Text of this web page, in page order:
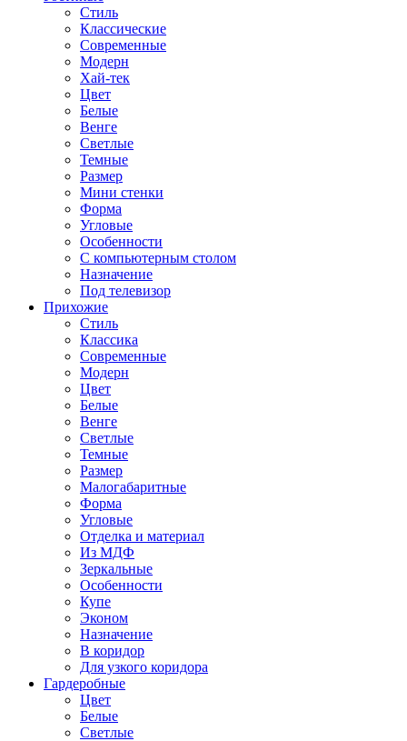
Стиль
Классические
Современные
Модерн
Хай-тек
Цвет
Белые
Венге
Светлые
Темные
Размер
Мини стенки
Форма
Угловые
Особенности
С компьютерным столом
Назначение
Под телевизор
Прихожие
Стиль
Классика
Современные
Модерн
Цвет
Белые
Венге
Светлые
Темные
Размер
Малогабаритные
Форма
Угловые
Отделка и материал
Из МДФ
Зеркальные
Особенности
Купе
Эконом
Назначение
В коридор
Для узкого коридора
Гардеробные
Цвет
Белые
Светлые